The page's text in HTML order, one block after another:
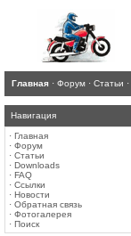
Главная · Форум · Статьи ·
Навигация
· Главная
· Форум
· Статьи
· Downloads
· FAQ
· Ссылки
· Новости
· Обратная связь
· Фотогалерея
· Поиск